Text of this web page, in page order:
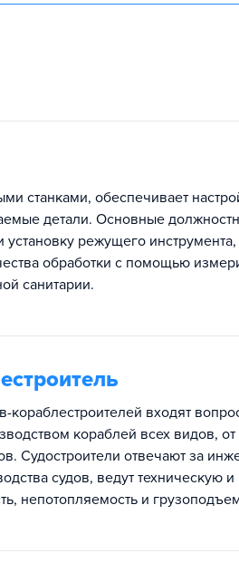
станками, обеспечивает
детали. Основные
установку режущего
обработки с помощью
санитарии.
входят
кораблей всех видов,
Судостроители отвечают за
судов, ведут техническую
непотопляемость и